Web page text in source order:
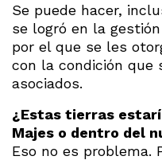
Se puede hacer,
se logró en la
por el que se les
con la condición que
asociados.
¿Estas tierras
Majes o dentro del
Eso no es problema.